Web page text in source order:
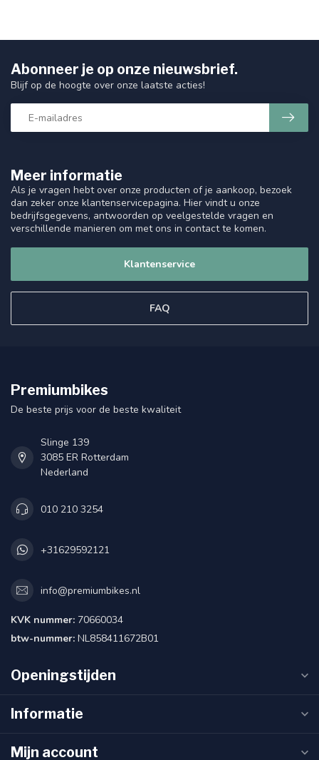
Meer informatie
Als je vragen hebt over onze producten of je aankoop, bezoek
dan zeker onze klantenservicepagina. Hier vindt u onze
bedrijfsgegevens, antwoorden op veelgestelde vragen en
verschillende manieren om met ons in contact te komen.
Klantenservice
FAQ
Abonneer je op onze nieuwsbrief.
Blijf op de hoogte over onze laatste acties!
Premiumbikes
De beste prijs voor de beste kwaliteit
Slinge 139
3085 ER Rotterdam
Nederland
010 210 3254
+31629592121
info@premiumbikes.nl
KVK nummer: 70660034
btw-nummer: NL858411672B01
Openingstijden
Informatie
Mijn account